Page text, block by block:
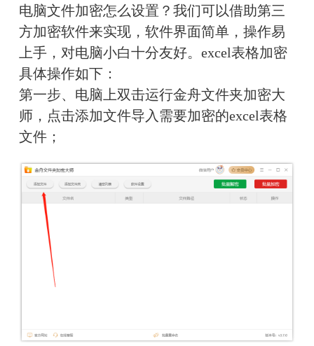
电脑文件加密怎么设置？我们可以借助第三
方加密软件来实现，软件界面简单，操作易
上手，对电脑小白十分友好。excel表格加密
具体操作如下：
第一步、电脑上双击运行金舟文件夹加密大
师，点击添加文件导入需要加密的excel表格
文件；